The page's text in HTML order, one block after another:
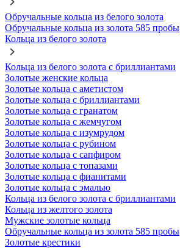
Обручальные кольца из белого золота
Обручальные кольца из золота 585 пробы
Кольца из белого золота
Кольца из белого золота с бриллиантами
Золотые женские кольца
Золотые кольца с аметистом
Золотые кольца с бриллиантами
Золотые кольца с гранатом
Золотые кольца с жемчугом
Золотые кольца с изумрудом
Золотые кольца с рубином
Золотые кольца с сапфиром
Золотые кольца с топазами
Золотые кольца с фианитами
Золотые кольца с эмалью
Кольца из белого золота с бриллиантами
Кольца из желтого золота
Мужские золотые кольца
Обручальные кольца из золота 585 пробы
Золотые крестики